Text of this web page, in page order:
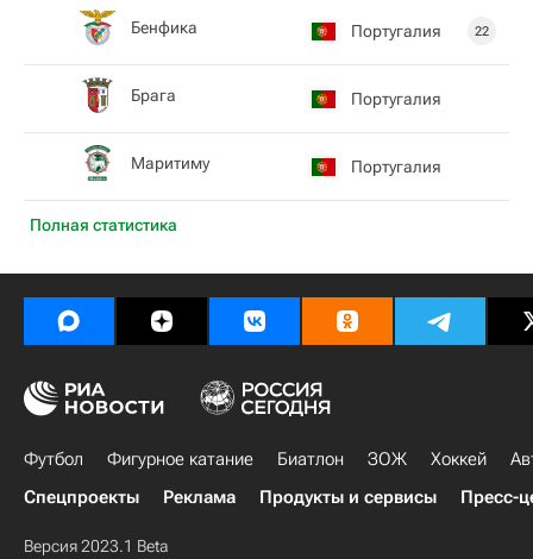
Полная статистика
Бенфика Португалия 22
Брага Португалия
Маритиму Португалия
Футбол Фигурное катание Биатлон ЗОЖ Хоккей
Спецпроекты
Реклама Продукты и сервисы Пресс-
Версия 2023.1 Beta